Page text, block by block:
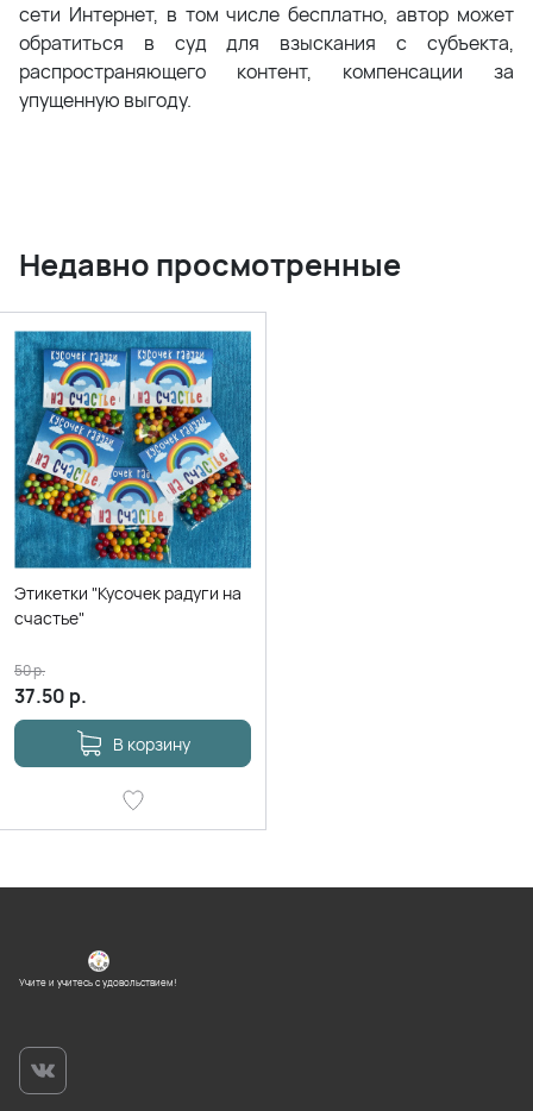
сети Интернет, в том числе бесплатно, автор может
обратиться в суд для взыскания с субъекта,
распространяющего контент, компенсации за
упущенную выгоду.
Недавно просмотренные
Этикетки "Кусочек радуги на
счастье"
37.50 р.
50р.
В корзину
Учите и учитесь с удовольствием!